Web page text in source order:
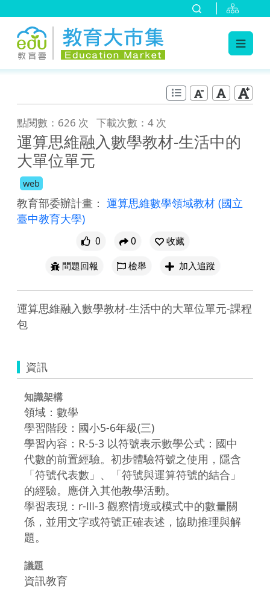
點閱數：626 次 下載次數：4 次
運算思維融入數學教材-生活中的
大單位單元
web
教育部委辦計畫： 運算思維數學領域教材 (國立
臺中教育大學)
0 0
收藏
問題回報
檢舉 加入追蹤
運算思維融入數學教材-生活中的大單位單元-課程
包
資訊
知識架構
領域：數學
學習階段：國小5-6年級(三)
學習內容：R-5-3 以符號表示數學公式：國中
代數的前置經驗。初步體驗符號之使用，隱含
「符號代表數」、「符號與運算符號的結合」
的經驗。應併入其他教學活動。
學習表現：r-Ⅲ-3 觀察情境或模式中的數量關
係，並用文字或符號正確表述，協助推理與解
題。
議題
資訊教育